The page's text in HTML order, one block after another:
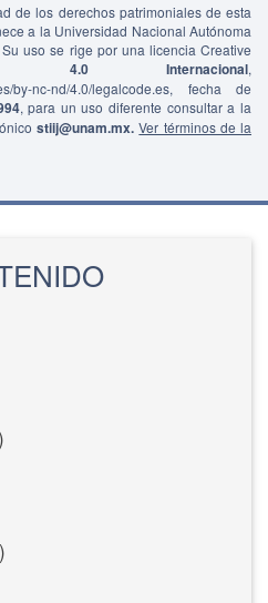
de los derechos patrimoniales de esta
a la Universidad Nacional Autónoma
uso se rige por una licencia Creative
ND 4.0 Internacional,
by-nc-nd/4.0/legalcode.es, fecha de
, para un uso diferente consultar a la
stiij@unam.mx. Ver términos de la